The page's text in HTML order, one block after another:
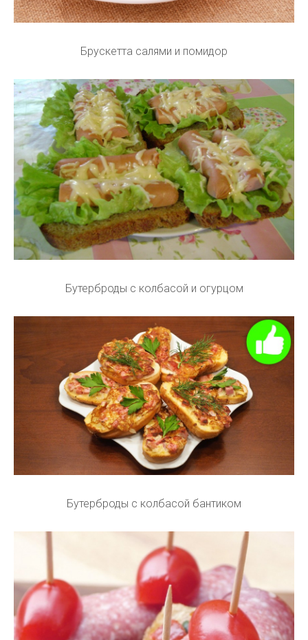
Брускетта салями и помидор
Бутерброды с колбасой и огурцом
Бутерброды с колбасой бантиком